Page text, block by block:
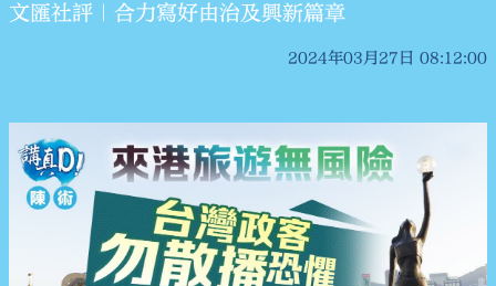
文匯社評｜合力寫好由治及興新篇章
2024年03月27日 08:12:00